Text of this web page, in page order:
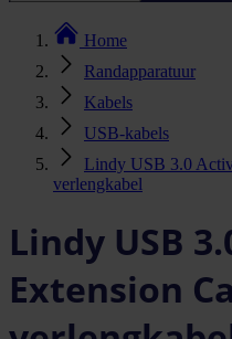
Home
Randapparatuur
Kabels
USB-kabels
Lindy USB 3.0
verlengkabel
Lindy USB
Extension